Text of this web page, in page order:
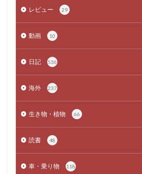
レビュー 29
動画 10
日記 536
海外 237
生き物・植物 66
読書 48
車・乗り物 118